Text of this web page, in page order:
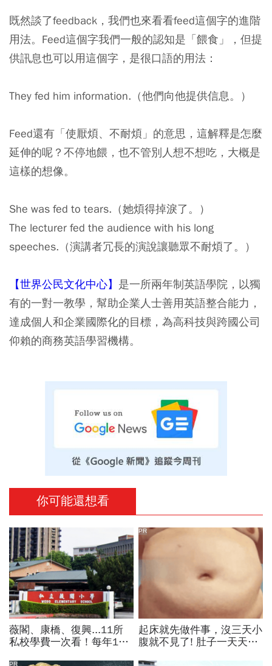
既然談了feedback，我們也來看看feed這個字的進階
用法。Feed這個字我們一般的認知是「餵食」，但提
供訊息也可以用這個字，是很口語的用法：
They fed him information.（他們向他提供信息。）
Feed還有「使厭煩、不耐煩」的意思，這解釋是怎麼
延伸的呢？不停地餵，也不管別人想不想吃，大概是
這樣的想像。
She was fed to tears.（她煩得掉淚了。）
The lecturer fed the audience with his long
speeches.（演講者冗長的演說讓聽眾不耐煩了。）
【世界公民文化中心】 是一所兩年制英語學院，以獨
有的一對一教學，幫助企業人士善用英語整合能力，
達成個人和企業國際化的目標，為高科技與跨國公司
仰賴的商務英語學習機構。
你可能還想看
薇閣、康橋、復興...11所
私校學費一次看！每年100
起床就先做件事，沒三天小
腹就不見了! 肚子一天天變
PR
PR